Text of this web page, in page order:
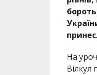
На
Вілкул